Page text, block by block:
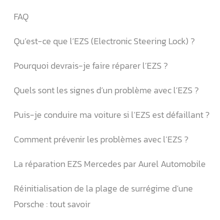
FAQ
Qu’est-ce que l’EZS (Electronic Steering Lock) ?
Pourquoi devrais-je faire réparer l’EZS ?
Quels sont les signes d’un problème avec l’EZS ?
Puis-je conduire ma voiture si l’EZS est défaillant ?
Comment prévenir les problèmes avec l’EZS ?
La réparation EZS Mercedes par Aurel Automobile
Réinitialisation de la plage de surrégime d’une
Porsche : tout savoir